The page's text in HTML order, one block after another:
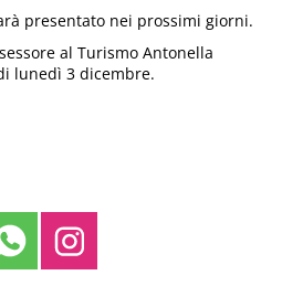
presentato nei prossimi giorni.
al Turismo Antonella
lunedì 3 dicembre.